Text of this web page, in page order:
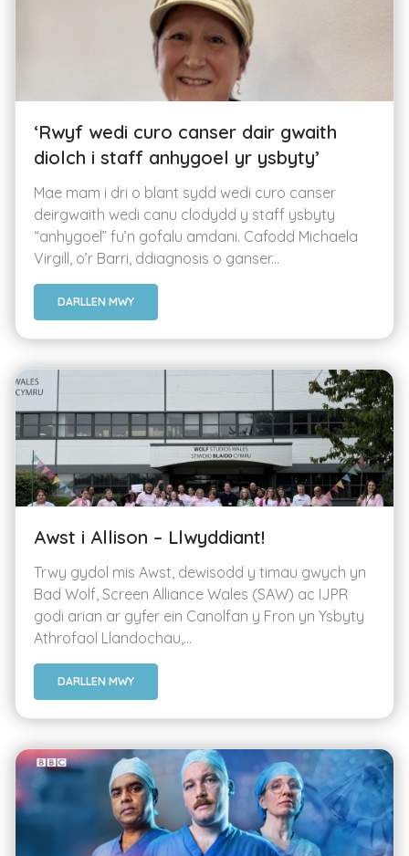
‘Rwyf wedi curo canser dair gwaith
diolch i staff anhygoel yr ysbyty’
Mae mam i dri o blant sydd wedi curo canser
deirgwaith wedi canu clodydd y staff ysbyty
“anhygoel” fu’n gofalu amdani. Cafodd Michaela
Virgill, o’r Barri, ddiagnosis o ganser...
DARLLEN MWY
Awst i Allison – Llwyddiant!
Trwy gydol mis Awst, dewisodd y timau gwych yn
Bad Wolf, Screen Alliance Wales (SAW) ac IJPR
godi arian ar gyfer ein Canolfan y Fron yn Ysbyty
Athrofaol Llandochau,...
DARLLEN MWY